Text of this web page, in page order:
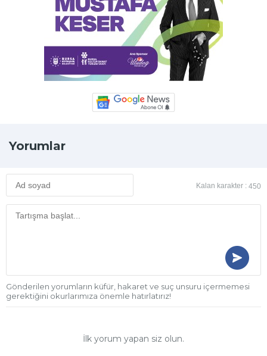
Yorumlar
Kalan karakter : 450
Gönderilen yorumların küfür, hakaret ve suç unsuru içermemesi
gerektiğini okurlarımıza önemle hatırlatırız!
İlk yorum yapan siz olun.